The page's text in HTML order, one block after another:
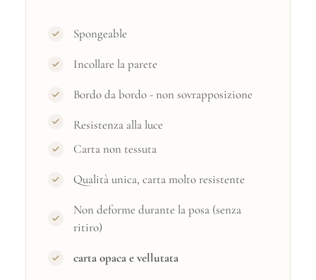
Spongeable
Incollare la parete
Bordo da bordo - non sovrapposizione
Resistenza alla luce
Carta non tessuta
Qualità unica, carta molto resistente
Non deforme durante la posa (senza
ritiro)
carta opaca e vellutata